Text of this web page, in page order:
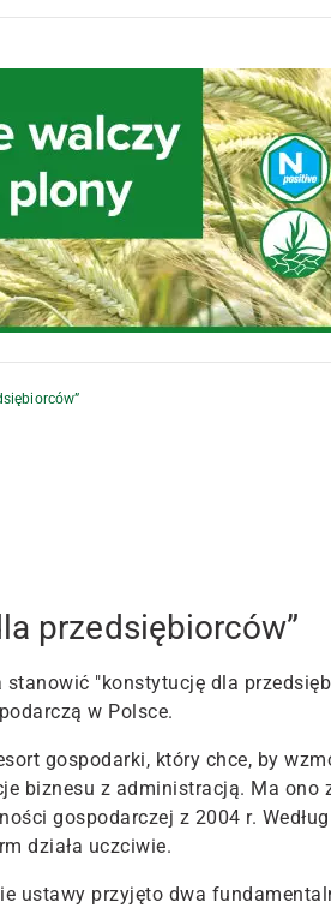
przedsiębiorców”
"konstytucję dla
w Polsce.
gospodarki, który chce, by
biznesu z administracją. Ma ono
gospodarczej z 2004 r.
działa uczciwie.
ustawy przyjęto dwa